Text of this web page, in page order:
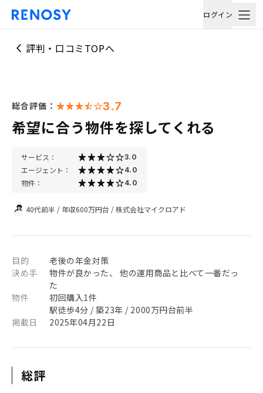
ログイン
評判・口コミTOPへ
総合評価： 3.7
希望に合う物件を探してくれる
サービス： 3.0
エージェント： 4.0
物件： 4.0
40代前半 / 年収600万円台 /株式会社マイクロアド
目的
老後の年金対策
決め手
物件が良かった、 他の運用商品と比べて一番だっ
た
物件
初回購入1件
駅徒歩4分 / 築23年 / 2000万円台前半
掲載日
2025年04月22日
総評